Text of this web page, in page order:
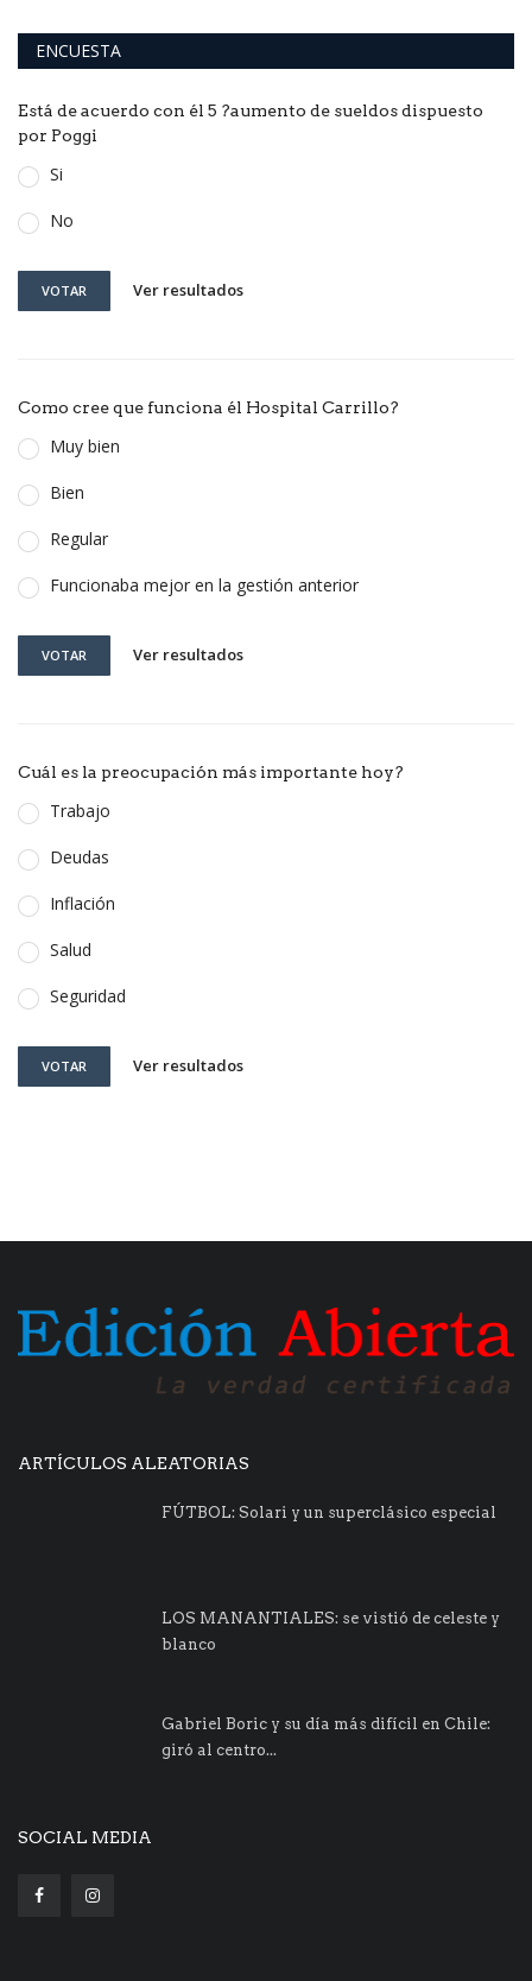
ENCUESTA
Está de acuerdo con él 5 ?aumento de sueldos dispuesto
por Poggi
Si
No
VOTAR Ver resultados
Como cree que funciona él Hospital Carrillo?
Muy bien
Bien
Regular
Funcionaba mejor en la gestión anterior
VOTAR Ver resultados
Cuál es la preocupación más importante hoy?
Trabajo
Deudas
Inflación
Salud
Seguridad
VOTAR Ver resultados
ARTÍCULOS ALEATORIAS
FÚTBOL: Solari y un superclásico especial
LOS MANANTIALES: se vistió de celeste y
blanco
Gabriel Boric y su día más difícil en Chile:
giró al centro...
SOCIAL MEDIA